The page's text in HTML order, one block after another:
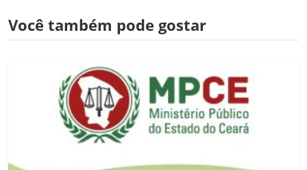
Você também pode gostar